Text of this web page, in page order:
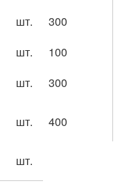
шт.
300
шт.
100
шт.
300
шт.
400
шт.